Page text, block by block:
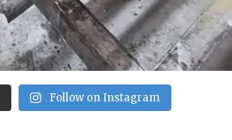
Follow on Instagram